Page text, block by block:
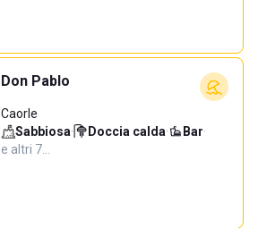
Don Pablo
Caorle
Sabbiosa· Doccia calda· Bar·
e altri 7…